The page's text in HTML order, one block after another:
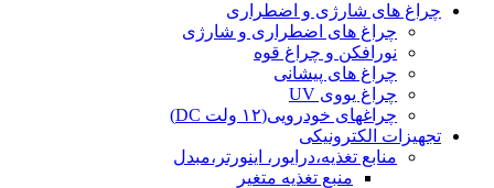
چراغ های شارژی و اضطراری
چراغ های اضطراری و شارژی
نورافکن و چراغ قوه
چراغ های پیشانی
چراغ یووی UV
چراغهای خودرویی(۱۲ ولت DC)
تجهیزات الکترونیکی
منابع تغذیه،درایور، اینورتر،مبدل
منبع تغذیه متغیر